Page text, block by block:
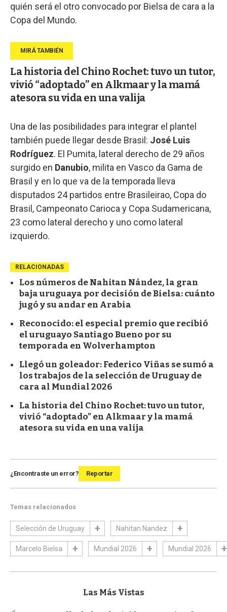
quién será el otro convocado por Bielsa de cara a la
Copa del Mundo.
La historia del Chino Rochet: tuvo un tutor,
vivió “adoptado” en Alkmaar y la mamá
atesora su vida en una valija
Una de las posibilidades para integrar el plantel
también puede llegar desde Brasil: José Luis
Rodríguez. El Pumita, lateral derecho de 29 años
surgido en Danubio, milita en Vasco da Gama de
Brasil y en lo que va de la temporada lleva
disputados 24 partidos entre Brasileirao, Copa do
Brasil, Campeonato Carioca y Copa Sudamericana,
23 como lateral derecho y uno como lateral
izquierdo.
RELACIONADAS
Los números de Nahitan Nández, la gran
baja uruguaya por decisión de Bielsa: cuánto
jugó y su andar en Arabia
Reconocido: el especial premio que recibió
el uruguayo Santiago Bueno por su
temporada en Wolverhampton
Llegó un goleador: Federico Viñas se sumó a
los trabajos de la selección de Uruguay de
cara al Mundial 2026
La historia del Chino Rochet: tuvo un tutor,
vivió “adoptado” en Alkmaar y la mamá
atesora su vida en una valija
¿Encontraste un error? Reportar
Temas relacionados
Selección de Uruguay Nahitan Nandez
Marcelo Bielsa Mundial 2026 Mundial 2026
Las Más Vistas